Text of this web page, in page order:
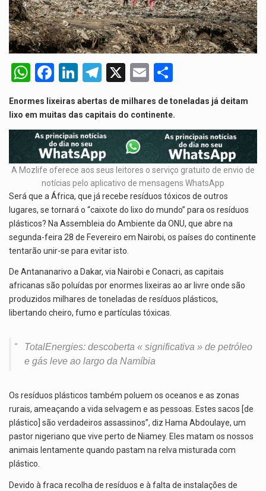
A nova legislação estabelece um prazo de 180 dias para…
O Departamento de Estado norte-americano confirmou que cidadãos dos Estados…
A descoberta representa um marco para a astronomia moderna. Embora…
W
at
s
A
p
F
a
ce
b
o
o
k
Li
n
ke
dI
n
T
el
e
gr
a
m
X
E
m
ail ar
e
Enormes lixeiras abertas de milhares de toneladas já deitam
lixo em muitas das capitais do continente.
A Mozlife oferece aos seus leitores o serviço gratuito de envio de
notícias pelo aplicativo de mensagens WhatsApp
Será que a África, que já recebe resíduos tóxicos de outros
lugares, se tornará o “caixote do lixo do mundo” para os resíduos
plásticos? Na Assembleia do Ambiente da ONU, que abre na
segunda-feira 28 de Fevereiro em Nairobi, os países do continente
tentarão unir-se para evitar isto.
De Antananarivo a Dakar, via Nairobi e Conacri, as capitais
africanas são poluídas por enormes lixeiras ao ar livre onde são
produzidos milhares de toneladas de resíduos plásticos,
libertando cheiro, fumo e partículas tóxicas.
TotalEnergies: descoberta « significativa » de petróleo
e gás leve ao largo da Namíbia
Os resíduos plásticos também poluem os oceanos e as zonas
rurais, ameaçando a vida selvagem e as pessoas. Estes sacos [de
plástico] são verdadeiros assassinos”, diz Hama Abdoulaye, um
pastor nigeriano que vive perto de Niamey. Eles matam os nossos
animais lentamente quando pastam na relva misturada com
plástico.
Devido à fraca recolha de resíduos e à falta de instalações de